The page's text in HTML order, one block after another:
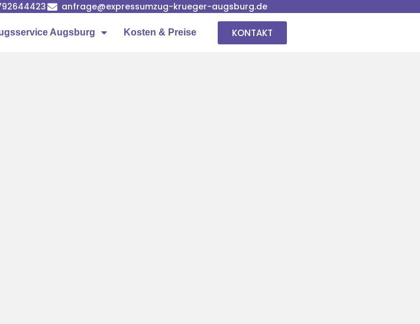
anfrage@expressumzug-krueger-augsburg.de
Augsburg Kosten & Preise KONTAKT